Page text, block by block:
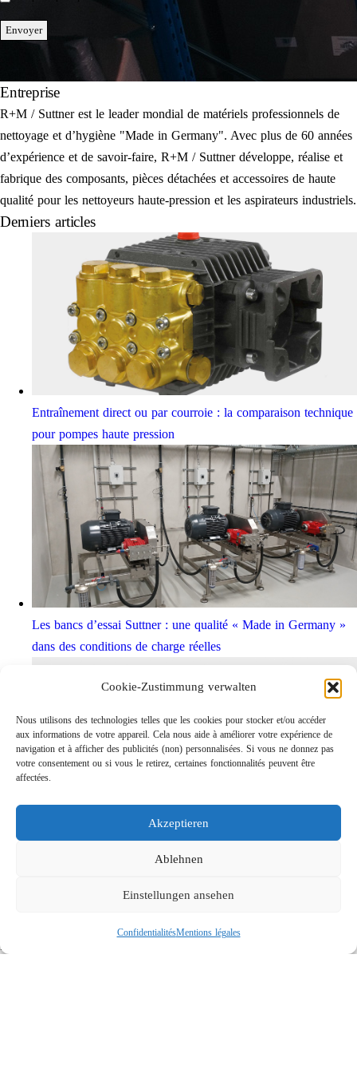
Cookie-Zustimmung verwalten
Nous utilisons des technologies telles que les cookies pour stocker et/ou accéder
aux informations de votre appareil. Cela nous aide à améliorer votre expérience de
navigation et à afficher des publicités (non) personnalisées. Si vous ne donnez pas
votre consentement ou si vous le retirez, certaines fonctionnalités peuvent être
affectées.
Akzeptieren
Ablehnen
Einstellungen ansehen
ConfidentialitésMentions légales
Envoyer
Entreprise
R+M / Suttner est le leader mondial de matériels professionnels de
nettoyage et d’hygiène "Made in Germany". Avec plus de 60 années
d’expérience et de savoir-faire, R+M / Suttner développe, réalise et
fabrique des composants, pièces détachées et accessoires de haute
qualité pour les nettoyeurs haute-pression et les aspirateurs industriels.
Derniers articles
Entraînement direct ou par courroie : la comparaison technique
pour pompes haute pression
Les bancs d’essai Suttner : une qualité « Made in Germany »
dans des conditions de charge réelles
Recherche